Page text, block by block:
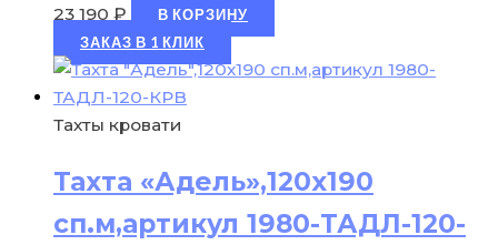
23 190 ₽
В КОРЗИНУ
ЗАКАЗ В 1 КЛИК
Тахты кровати
Тахта «Адель»,120х190
сп.м,артикул 1980-ТАДЛ-120-